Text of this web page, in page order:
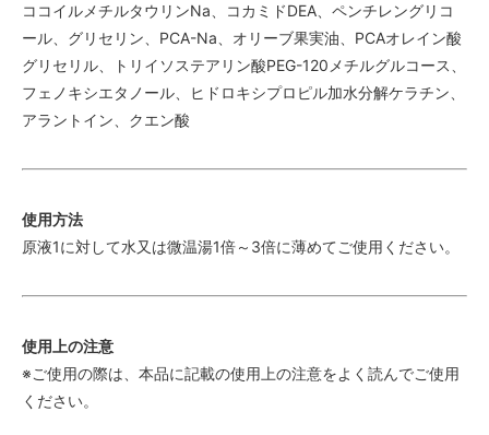
ココイルメチルタウリンNa、コカミドDEA、ペンチレングリコ
ール、グリセリン、PCA-Na、オリーブ果実油、PCAオレイン酸
グリセリル、トリイソステアリン酸PEG-120メチルグルコース、
フェノキシエタノール、ヒドロキシプロピル加水分解ケラチン、
アラントイン、クエン酸
使用方法
原液1に対して水又は微温湯1倍～3倍に薄めてご使用ください。
使用上の注意
※ご使用の際は、本品に記載の使用上の注意をよく読んでご使用
ください。